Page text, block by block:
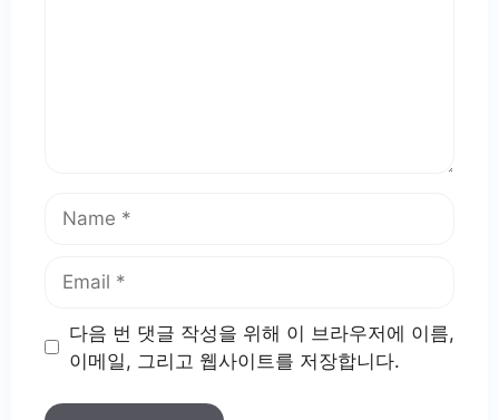
다음 번 댓글 작성을 위해 이 브라우저에 이름,
이메일, 그리고 웹사이트를 저장합니다.